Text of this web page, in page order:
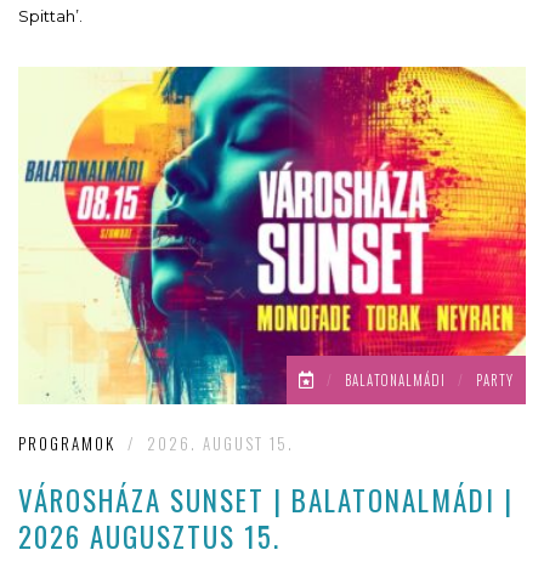
Spittah’.
/ BALATONALMÁDI / PARTY
PROGRAMOK / 2026. AUGUST 15.
VÁROSHÁZA SUNSET | BALATONALMÁDI |
2026 AUGUSZTUS 15.